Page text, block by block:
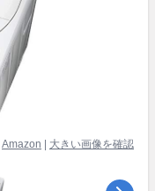
Amazon 大きい画像を確認